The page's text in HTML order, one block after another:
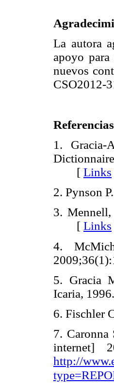
La autora
apoyo
nuevos
CSO2012-
Referencias
1.
[ Links
2. Pynson
3.
[ Links
4.
5. Gracia
Icaria,
6. Fischler
7. Caronna
internet]
http://